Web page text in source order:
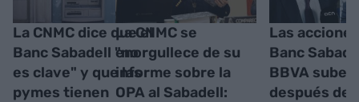
La CNMC dice que el
Banc Sabadell "no
es clave" y que las
pymes tienen
La CNMC se
enorgullece de su
informe sobre la
OPA al Sabadell:
Las
Banc
BBVA suben
después